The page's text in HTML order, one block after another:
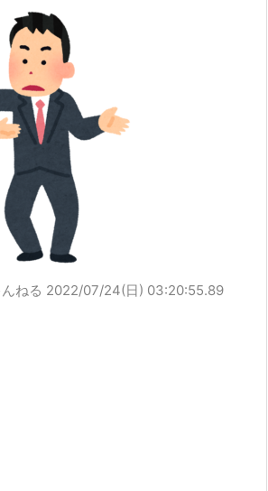
ねる 2022/07/24(日) 03:20:55.89